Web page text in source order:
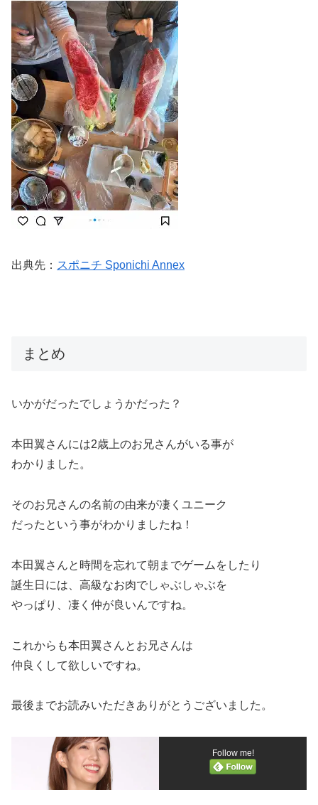
出典先： スポニチ Sponichi Annex
まとめ
いかがだったでしょうかだった？
本田翼さんには2歳上のお兄さんがいる事が
わかりました。
そのお兄さんの名前の由来が凄くユニーク
だったという事がわかりましたね！
本田翼さんと時間を忘れて朝までゲームをしたり
誕生日には、高級なお肉でしゃぶしゃぶを
やっぱり、凄く仲が良いんですね。
これからも本田翼さんとお兄さんは
仲良くして欲しいですね。
最後までお読みいただきありがとうございました。
Follow me!